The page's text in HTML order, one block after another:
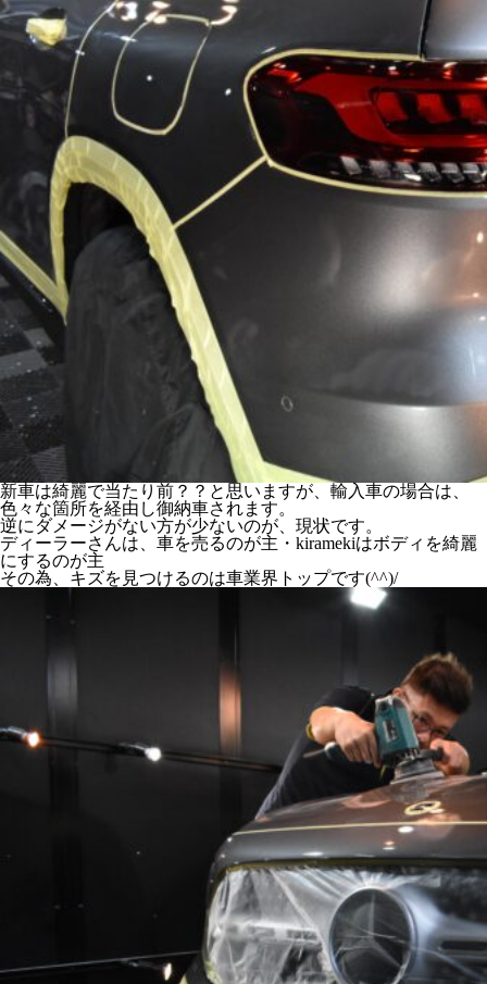
新車は綺麗で当たり前？？と思いますが、輸入車の場合は、
色々な箇所を経由し御納車されます。
逆にダメージがない方が少ないのが、現状です。
ディーラーさんは、車を売るのが主・kiramekiはボディを綺麗
にするのが主
その為、キズを見つけるのは車業界トップです(^^)/